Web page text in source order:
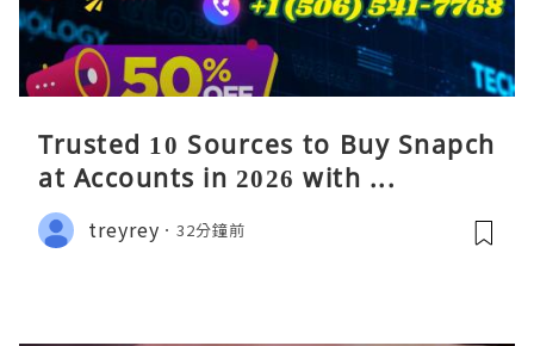
Trusted 10 Sources to Buy Snapch
at Accounts in 2026 with ...
treyrey 32分鐘前